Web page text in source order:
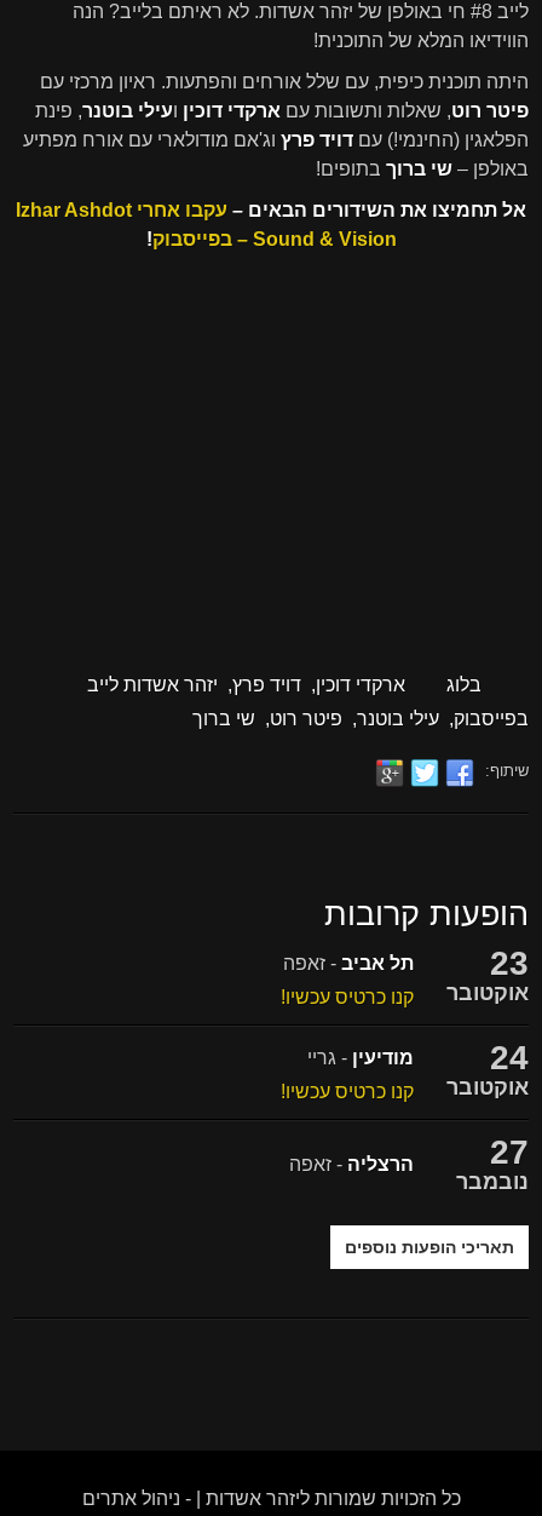
לייב #8 חי באולפן של יזהר אשדות. לא ראיתם בלייב? הנה
הווידיאו המלא של התוכנית!
היתה תוכנית כיפית, עם שלל אורחים והפתעות. ראיון מרכזי עם
פיטר רוט, שאלות ותשובות עםארקדי דוכין ועילי בוטנר, פינת
הפלאגין (החינמי!) עם דויד פרץ וג'אם מודולארי עם אורח מפתיע
באולפן –שי ברוך בתופים!
אל תחמיצו את השידורים הבאים –
עקבו אחרי Izhar Ashdot
– Sound & Vision בפייסבוק
!
בלוג ארקדי דוכין, דויד פרץ, יזהר אשדות לייב
בפייסבוק, עילי בוטנר, פיטר רוט, שי ברוך
שיתוף:
הופעות קרובות
23
אוקטובר
תל אביב - זאפה
קנו כרטיס עכשיו!
24
אוקטובר
מודיעין - גריי
קנו כרטיס עכשיו!
27
נובמבר
הרצליה - זאפה
תאריכי הופעות נוספים
כל הזכויות שמורות ליזהר אשדות | - ניהול אתרים